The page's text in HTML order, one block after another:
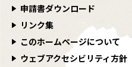
申請書ダウンロード
リンク集
このホームページについて
ウェブアクセシビリティ方針